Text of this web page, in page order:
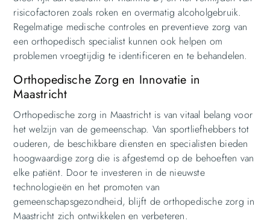
risicofactoren zoals roken en overmatig alcoholgebruik.
Regelmatige medische controles en preventieve zorg van
een orthopedisch specialist kunnen ook helpen om
problemen vroegtijdig te identificeren en te behandelen.
Orthopedische Zorg en Innovatie in
Maastricht
Orthopedische zorg in Maastricht is van vitaal belang voor
het welzijn van de gemeenschap. Van sportliefhebbers tot
ouderen, de beschikbare diensten en specialisten bieden
hoogwaardige zorg die is afgestemd op de behoeften van
elke patiënt. Door te investeren in de nieuwste
technologieën en het promoten van
gemeenschapsgezondheid, blijft de orthopedische zorg in
Maastricht zich ontwikkelen en verbeteren.